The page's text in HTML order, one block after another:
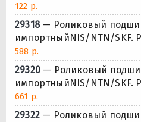
122 р.
29318— Роликовый
импортныйNIS/NTN/SKF.
588 р.
29320— Роликовый
импортныйNIS/NTN/SKF.
661 р.
29322— Роликовый